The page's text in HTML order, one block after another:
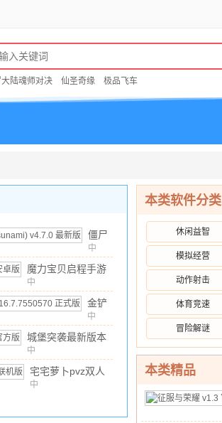
大陆魂师对决 仙圣奇缘 极品飞车
僵尸
尖叫
国际
服
(Zombie
Tsunami)
最新
版
中
文 / 105.35M
魔力宝贝启程手游
v1.0.3 安卓版
中
文 / 641.11M / 10.00
金铲
铲之
战美
测服
最新
版
v16.7.7550570
版
中
文 / 90.18M
城堡突袭最新版本
v1.2.9 官方版
中
文 / 135.72M / 10.00
宅宅萝卜pvz双人
版
中
本类软件分类
休闲益智
模拟经营
动作射击
体育竞速
冒险解谜
本类精品